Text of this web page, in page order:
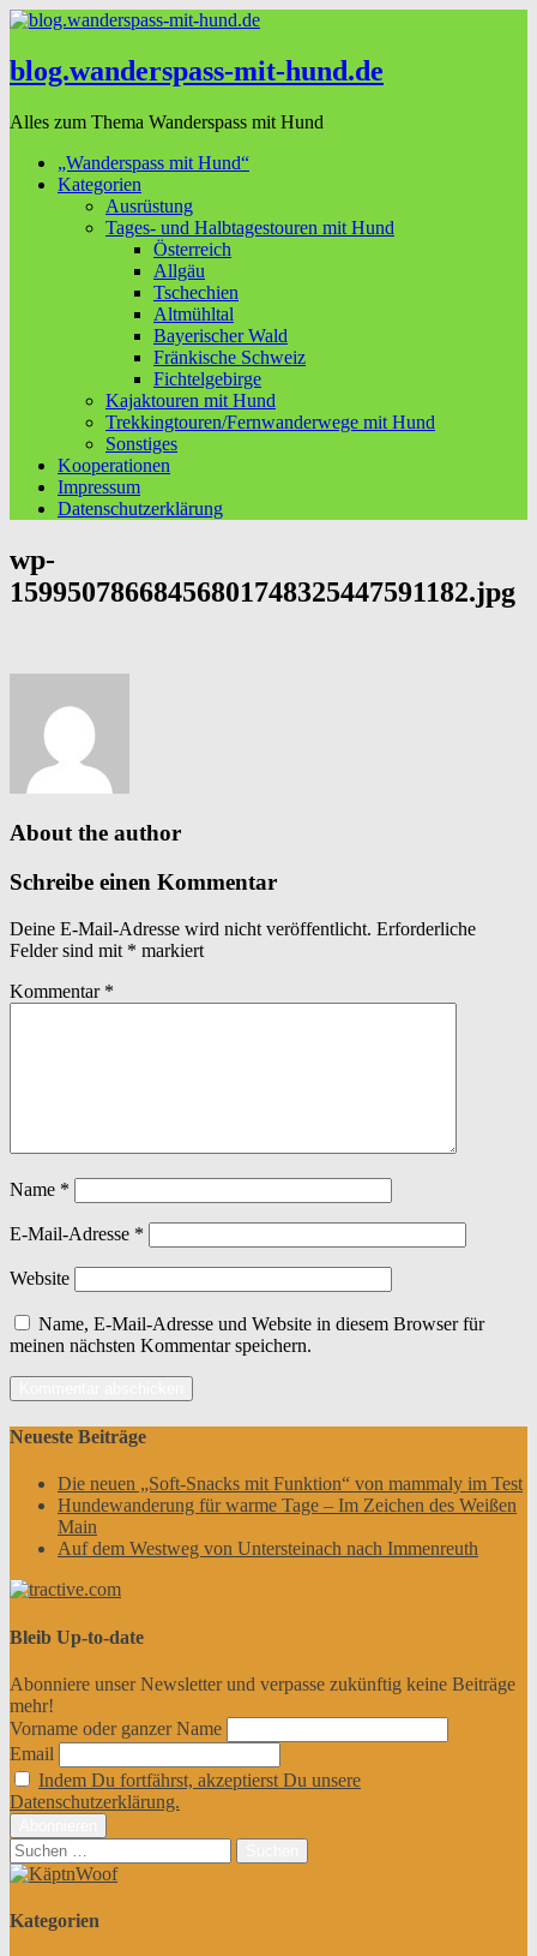
blog.wanderspass-mit-hund.de
Alles zum Thema Wanderspass mit Hund
„Wanderspass mit Hund“
Kategorien
Ausrüstung
Tages- und Halbtagestouren mit Hund
Österreich
Allgäu
Tschechien
Altmühltal
Bayerischer Wald
Fränkische Schweiz
Fichtelgebirge
Kajaktouren mit Hund
Trekkingtouren/Fernwanderwege mit Hund
Sonstiges
Kooperationen
Impressum
Datenschutzerklärung
wp-
15995078668456801748325447591182.jpg
About the author
Schreibe einen Kommentar
Deine E-Mail-Adresse wird nicht veröffentlicht. Erforderliche
Felder sind mit * markiert
Kommentar *
Name *
E-Mail-Adresse *
Website
Name, E-Mail-Adresse und Website in diesem Browser für
meinen nächsten Kommentar speichern.
Neueste Beiträge
Die neuen „Soft-Snacks mit Funktion“ von mammaly im Test
Hundewanderung für warme Tage – Im Zeichen des Weißen
Main
Auf dem Westweg von Untersteinach nach Immenreuth
Bleib Up-to-date
Abonniere unser Newsletter und verpasse zukünftig keine Beiträge
mehr!
Vorname oder ganzer Name
Email
Indem Du fortfährst, akzeptierst Du unsere
Datenschutzerklärung.
Suchen
nach:
Kategorien